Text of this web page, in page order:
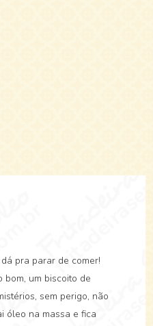
pra parar de comer!
um biscoito de
sem perigo, não
óleo na massa e fica